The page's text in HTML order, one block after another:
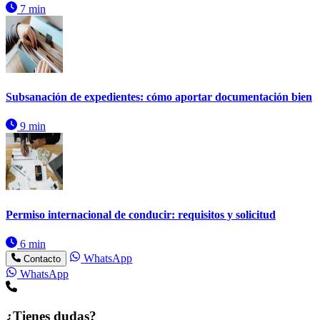
7 min
Subsanación de expedientes: cómo aportar documentación bien
9 min
Permiso internacional de conducir: requisitos y solicitud
6 min
Contacto
WhatsApp
WhatsApp
¿Tienes dudas?